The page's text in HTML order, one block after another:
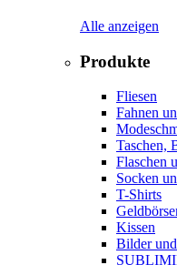
Alle anzeigen
Produkte
Fliesen
Fahnen
Taschen,
Flaschen
Socken
T-Shirts
Kissen
Bilder